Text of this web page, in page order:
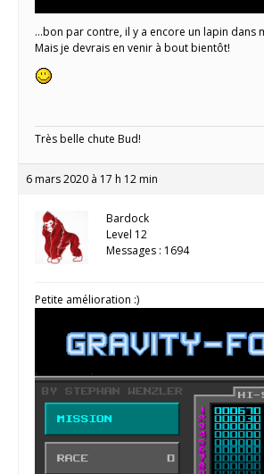
…bon par contre, il y a encore un lapin dans
Mais je devrais en venir à bout bientôt!
Très belle chute Bud!
6 mars 2020 à 17 h 12 min
Bardock
Level 12
Messages : 1694
Petite amélioration :)